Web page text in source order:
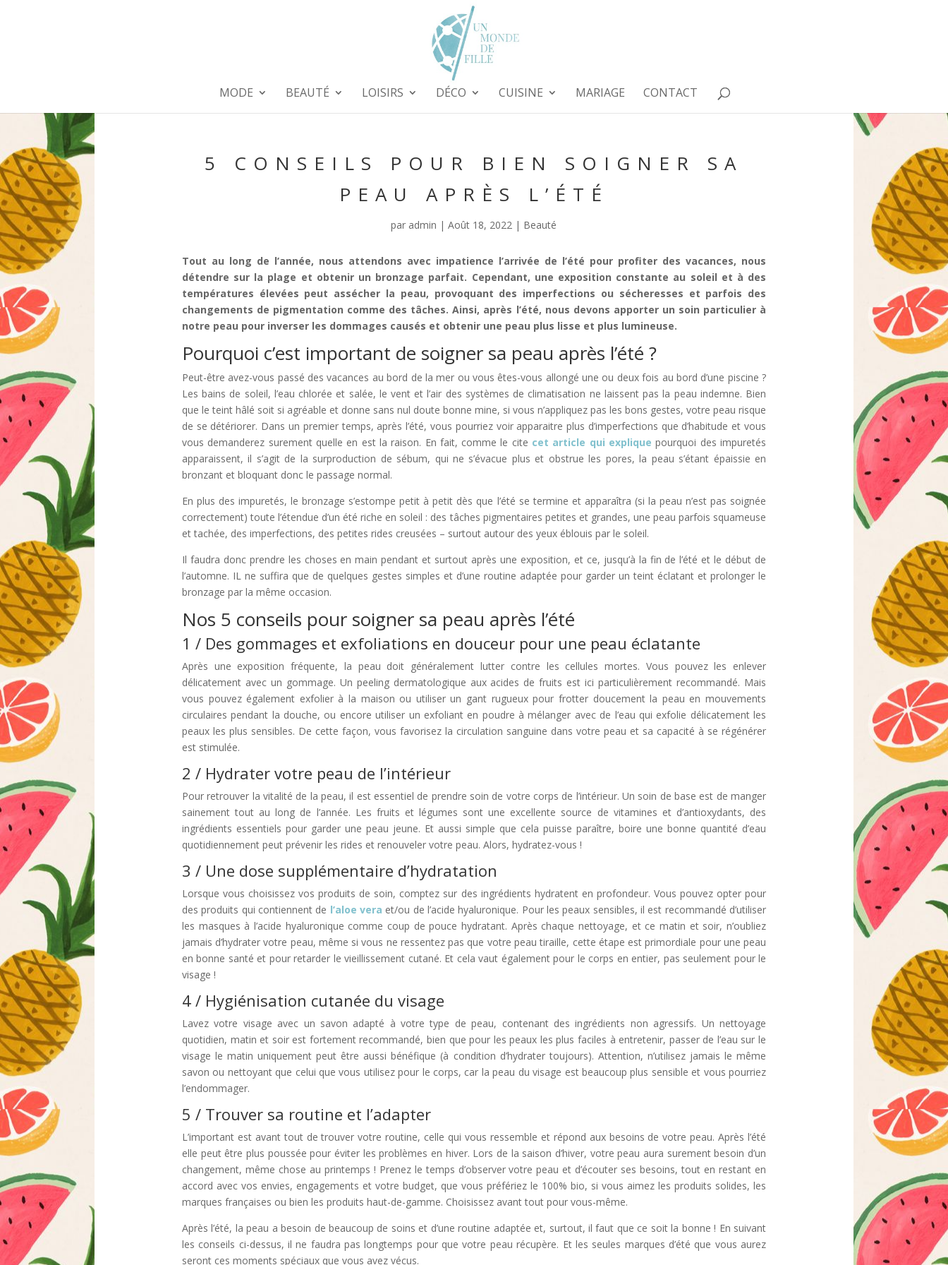
MODE BEAUTÉ LOISIRS DÉCO CUISINE MARIAGE CONTACT
5 CONSEILS POUR BIEN SOIGNER SA
PEAU APRÈS L’ÉTÉ
par admin |Août 18, 2022 | Beauté
Tout au long de l’année, nous attendons avec impatience l’arrivée de l’été pour profiter des vacances, nous
détendre sur la plage et obtenir un bronzage parfait. Cependant, une exposition constante au soleil et à des
températures élevées peut assécher la peau, provoquant des imperfections ou sécheresses et parfois des
changements de pigmentation comme des tâches. Ainsi, après l’été, nous devons apporter un soin particulier à
notre peau pour inverser les dommages causés et obtenir une peau plus lisse et plus lumineuse.
Pourquoi c’est important de soigner sa peau après l’été ?
Peut-être avez-vous passé des vacances au bord de la mer ou vous êtes-vous allongé une ou deux fois au bord d’une piscine ?
Les bains de soleil, l’eau chlorée et salée, le vent et l’air des systèmes de climatisation ne laissent pas la peau indemne. Bien
que le teint hâlé soit si agréable et donne sans nul doute bonne mine, si vous n’appliquez pas les bons gestes, votre peau risque
de se détériorer. Dans un premier temps, après l’été, vous pourriez voir apparaitre plus d’imperfections que d’habitude et vous
vous demanderez surement quelle en est la raison. En fait, comme le cite cet article qui explique pourquoi des impuretés
apparaissent, il s’agit de la surproduction de sébum, qui ne s’évacue plus et obstrue les pores, la peau s’étant épaissie en
bronzant et bloquant donc le passage normal.
En plus des impuretés, le bronzage s’estompe petit à petit dès que l’été se termine et apparaîtra (si la peau n’est pas soignée
correctement) toute l’étendue d’un été riche en soleil : des tâches pigmentaires petites et grandes, une peau parfois squameuse
et tachée, des imperfections, des petites rides creusées – surtout autour des yeux éblouis par le soleil.
Il faudra donc prendre les choses en main pendant et surtout après une exposition, et ce, jusqu’à la fin de l’été et le début de
l’automne. IL ne suffira que de quelques gestes simples et d’une routine adaptée pour garder un teint éclatant et prolonger le
bronzage par la même occasion.
Nos 5 conseils pour soigner sa peau après l’été
1 / Des gommages et exfoliations en douceur pour une peau éclatante
Après une exposition fréquente, la peau doit généralement lutter contre les cellules mortes. Vous pouvez les enlever
délicatement avec un gommage. Un peeling dermatologique aux acides de fruits est ici particulièrement recommandé. Mais
vous pouvez également exfolier à la maison ou utiliser un gant rugueux pour frotter doucement la peau en mouvements
circulaires pendant la douche, ou encore utiliser un exfoliant en poudre à mélanger avec de l’eau qui exfolie délicatement les
peaux les plus sensibles. De cette façon, vous favorisez la circulation sanguine dans votre peau et sa capacité à se régénérer
est stimulée.
2 / Hydrater votre peau de l’intérieur
Pour retrouver la vitalité de la peau, il est essentiel de prendre soin de votre corps de l’intérieur. Un soin de base est de manger
sainement tout au long de l’année. Les fruits et légumes sont une excellente source de vitamines et d’antioxydants, des
ingrédients essentiels pour garder une peau jeune. Et aussi simple que cela puisse paraître, boire une bonne quantité d’eau
quotidiennement peut prévenir les rides et renouveler votre peau. Alors, hydratez-vous !
3 / Une dose supplémentaire d’hydratation
Lorsque vous choisissez vos produits de soin, comptez sur des ingrédients hydratent en profondeur. Vous pouvez opter pour
des produits qui contiennent de l’aloe vera et/ou de l’acide hyaluronique. Pour les peaux sensibles, il est recommandé d’utiliser
les masques à l’acide hyaluronique comme coup de pouce hydratant. Après chaque nettoyage, et ce matin et soir, n’oubliez
jamais d’hydrater votre peau, même si vous ne ressentez pas que votre peau tiraille, cette étape est primordiale pour une peau
en bonne santé et pour retarder le vieillissement cutané. Et cela vaut également pour le corps en entier, pas seulement pour le
visage !
4 / Hygiénisation cutanée du visage
Lavez votre visage avec un savon adapté à votre type de peau, contenant des ingrédients non agressifs. Un nettoyage
quotidien, matin et soir est fortement recommandé, bien que pour les peaux les plus faciles à entretenir, passer de l’eau sur le
visage le matin uniquement peut être aussi bénéfique (à condition d’hydrater toujours). Attention, n’utilisez jamais le même
savon ou nettoyant que celui que vous utilisez pour le corps, car la peau du visage est beaucoup plus sensible et vous pourriez
l’endommager.
5 / Trouver sa routine et l’adapter
L’important est avant tout de trouver votre routine, celle qui vous ressemble et répond aux besoins de votre peau. Après l’été
elle peut être plus poussée pour éviter les problèmes en hiver. Lors de la saison d’hiver, votre peau aura surement besoin d’un
changement, même chose au printemps ! Prenez le temps d’observer votre peau et d’écouter ses besoins, tout en restant en
accord avec vos envies, engagements et votre budget, que vous préfériez le 100% bio, si vous aimez les produits solides, les
marques françaises ou bien les produits haut-de-gamme. Choisissez avant tout pour vous-même.
Après l’été, la peau a besoin de beaucoup de soins et d’une routine adaptée et, surtout, il faut que ce soit la bonne ! En suivant
les conseils ci-dessus, il ne faudra pas longtemps pour que votre peau récupère. Et les seules marques d’été que vous aurez
seront ces moments spéciaux que vous avez vécus.